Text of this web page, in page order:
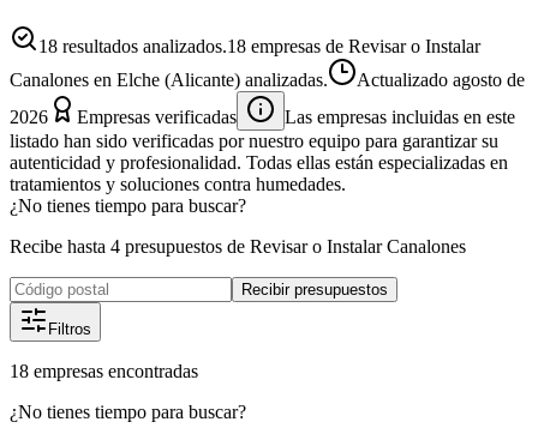
18 resultados analizados.18 empresas de Revisar o Instalar
Canalones en Elche (Alicante) analizadas.
Actualizado agosto de
2026
Empresas verificadas
Las empresas incluidas en este
listado han sido verificadas por nuestro equipo para garantizar su
autenticidad y profesionalidad. Todas ellas están especializadas en
tratamientos y soluciones contra humedades.
¿No tienes tiempo para buscar?
Recibe hasta 4 presupuestos de Revisar o Instalar Canalones
Recibir presupuestos
Filtros
18 empresas encontradas
¿No tienes tiempo para buscar?